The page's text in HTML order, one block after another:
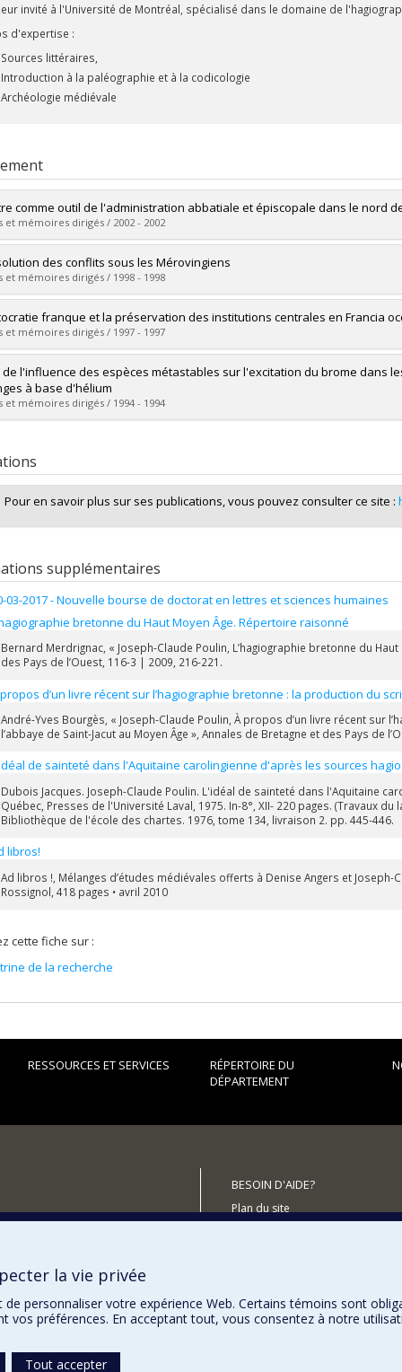
invité à l'Université de Montréal, spécialisé dans le domaine de
d'expertise :
Sources littéraires,
Introduction à la paléographie et à la codicologie
Archéologie médiévale
comme outil de l'administration abbatiale et épiscopale dans le nord
et mémoires dirigés / 2002 - 2002
: Gravel, Martin
Maîtrise
obtenu :M.A.
des conflits sous les Mérovingiens
et mémoires dirigés / 1998 - 1998
: Picard, Anne-Marie
Maîtrise
obtenu :M.A.
le document dans Papyrus
franque et la préservation des institutions centrales en Francia
et mémoires dirigés / 1997 - 1997
:Michaud, Steeve Charles
Maîtrise
obtenu :M.A.
le document dans Papyrus
de l'influence des espèces métastables sur l'excitation du brome dans
à base d'hélium
et mémoires dirigés / 1994 - 1994
Maîtrise
obtenu :M. Sc.
le document dans Papyrus
Pour en savoir plus sur ses publications, vous pouvez consulter ce site :
supplémentaires
03-2017 - Nouvelle bourse de doctorat en lettres et sciences humaines
bretonne du Haut Moyen Âge. Répertoire raisonné
Bernard Merdrignac, « Joseph-Claude Poulin, L’hagiographie bretonne du
des Pays de l’Ouest, 116-3 | 2009, 216-221.
d’un livre récent sur l’hagiographie bretonne : la production du
André-Yves Bourgès, « Joseph-Claude Poulin, À propos d’un livre récent sur
l’abbaye de Saint-Jacut au Moyen Âge », Annales de Bretagne et des Pays de
de sainteté dans l'Aquitaine carolingienne d'après les sources
Dubois Jacques. Joseph-Claude Poulin. L'idéal de sainteté dans l'Aquitaine
Québec, Presses de l'Université Laval, 1975. In-8°, XII- 220 pages. (Travaux
Bibliothèque de l'école des chartes. 1976, tome 134, livraison 2. pp. 445-446.
libros!
Ad libros !, Mélanges d’études médiévales offerts à Denise Angers et Joseph-
Rossignol, 418 pages • avril 2010
cette fiche sur :
de la recherche
RESSOURCES ET SERVICES
RÉPERTOIRE DU
DÉPARTEMENT
BESOIN D'AIDE?
Plan du site
la vie privée
de personnaliser votre expérience Web. Certains témoins sont
vos préférences. En acceptant tout, vous consentez à notre
Tout accepter